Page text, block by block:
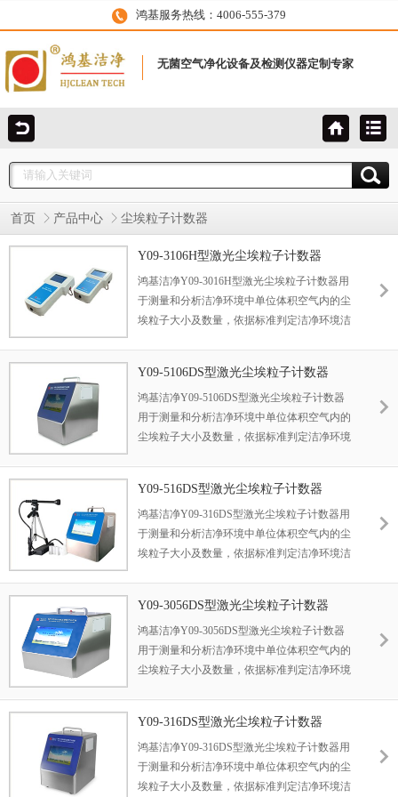
鸿基服务热线：4006-555-379
无菌空气净化设备及检测仪器定制专家
首页 产品中心 尘埃粒子计数器
Y09-3106H型激光尘埃粒子计数器
鸿基洁净Y09-3016H型激光尘埃粒子计数器用
于测量和分析洁净环境中单位体积空气内的尘
埃粒子大小及数量，依据标准判定洁净环境洁
电子、生物制品、航空航天等企业的洁净车间
检测
Y09-5106DS型激光尘埃粒子计数器
鸿基洁净Y09-5106DS型激光尘埃粒子计数器
用于测量和分析洁净环境中单位体积空气内的
尘埃粒子大小及数量，依据标准判定洁净环境
品、电子、生物制品、航空航天等企业的洁净
车间检测
Y09-516DS型激光尘埃粒子计数器
鸿基洁净Y09-316DS型激光尘埃粒子计数器用
于测量和分析洁净环境中单位体积空气内的尘
埃粒子大小及数量，依据标准判定洁净环境洁
电子、生物制品、航空航天等企业的洁净车间
检测
Y09-3056DS型激光尘埃粒子计数器
鸿基洁净Y09-3056DS型激光尘埃粒子计数器
用于测量和分析洁净环境中单位体积空气内的
尘埃粒子大小及数量，依据标准判定洁净环境
品、电子、生物制品、航空航天等企业的洁净
车间检测。
Y09-316DS型激光尘埃粒子计数器
鸿基洁净Y09-316DS型激光尘埃粒子计数器用
于测量和分析洁净环境中单位体积空气内的尘
埃粒子大小及数量，依据标准判定洁净环境洁